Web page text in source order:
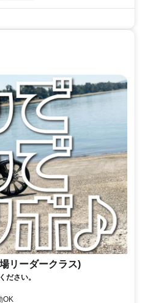
リーダークラス)
ださい。
OK